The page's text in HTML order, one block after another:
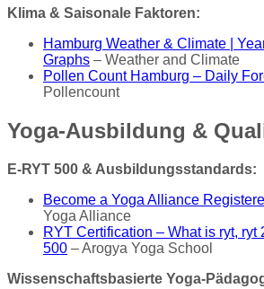
Klima & Saisonale Faktoren:
Hamburg Weather & Climate |
Graphs – Weather and Climate
Pollen Count Hamburg – Daily
Pollencount
Yoga-Ausbildung &
E-RYT 500 & Ausbildungsstandards:
Become a Yoga Alliance
Yoga Alliance
RYT Certification – What is ryt, ryt
500 – Arogya Yoga School
Wissenschaftsbasierte Yoga-